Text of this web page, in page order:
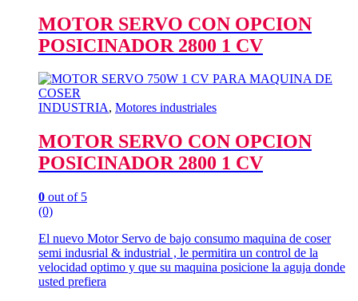
MOTOR SERVO CON OPCION
POSICINADOR 2800 1 CV
INDUSTRIA, Motores industriales
MOTOR SERVO CON OPCION
POSICINADOR 2800 1 CV
0 out of 5
(0)
El nuevo Motor Servo de bajo consumo maquina de coser
semi indusrial & industrial , le permitira un control de la
velocidad optimo y que su maquina posicione la aguja donde
usted prefiera